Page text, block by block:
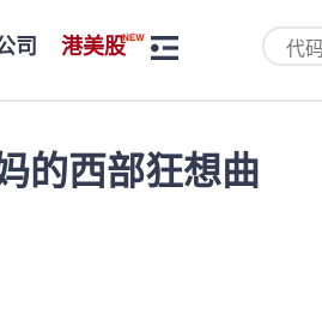
司 港美股
的西部狂想曲